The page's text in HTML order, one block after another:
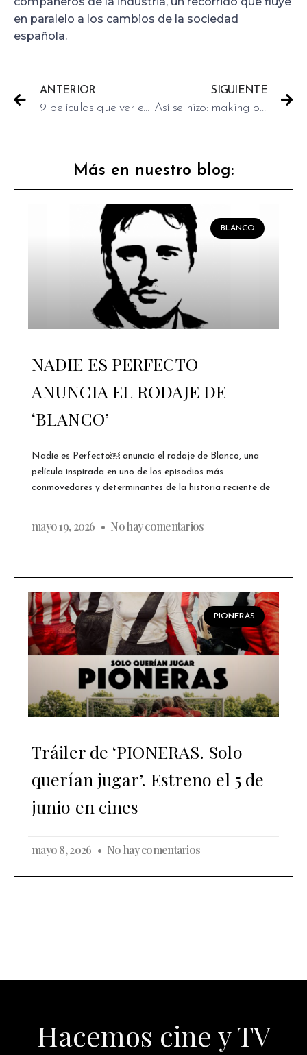
en paralelo a los cambios de la sociedad
española.
ANTERIOR
9 películas que ver en Netflix
SIGUIENTE
Así se hizo: making of de “En las estrellas”
Más en nuestro blog:
BLANCO
NADIE ES PERFECTO
ANUNCIA EL RODAJE DE
‘BLANCO’
Nadie es Perfecto￼ anuncia el rodaje de Blanco, una
película inspirada en uno de los episodios más
conmovedores y determinantes de la historia reciente de
mayo 19, 2026 No hay comentarios
PIONERAS
Tráiler de ‘PIONERAS. Solo
querían jugar’. Estreno el 5 de
junio en cines
mayo 8, 2026 No hay comentarios
Hacemos cine y TV